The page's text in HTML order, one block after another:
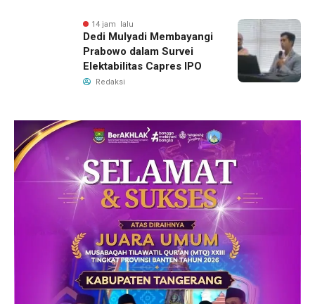
14 jam lalu
Dedi Mulyadi Membayangi
Prabowo dalam Survei
Elektabilitas Capres IPO
Redaksi